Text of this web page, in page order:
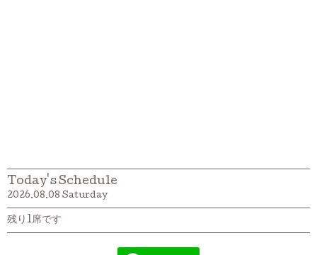
Today's Schedule
2026.08.08 Saturday
残り1席です